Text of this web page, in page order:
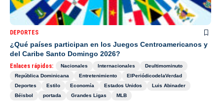
DEPORTES
¿Qué países participan en los Juegos Centroamericanos y
del Caribe Santo Domingo 2026?
Enlaces rápidos: Nacionales Internacionales
Deultimominuto
República Dominicana
Entretenimiento
ElPeriódicodelaVerdad
Deportes
Estilo Economía Estados Unidos
Luis Abinader
Béisbol
portada Grandes Ligas MLB